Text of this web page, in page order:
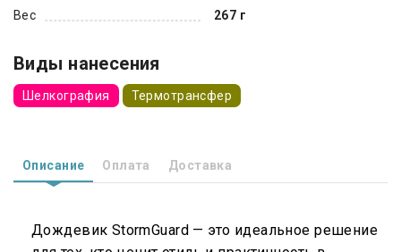
Вес
267 г
Виды нанесения
Шелкография Термотрансфер
Описание Оплата Доставка
Дождевик StormGuard — это идеальное решение